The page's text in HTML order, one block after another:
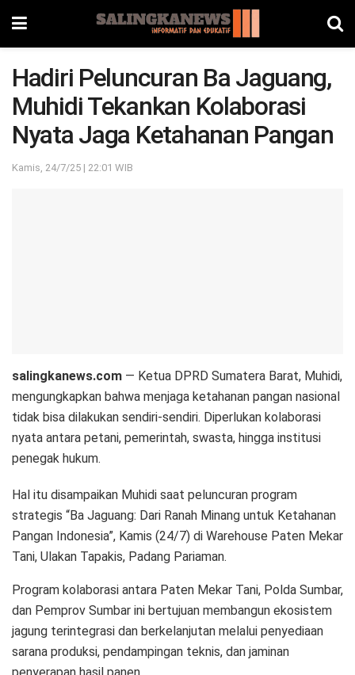
Hadiri Peluncuran Ba Jaguang,
Muhidi Tekankan Kolaborasi
Nyata Jaga Ketahanan Pangan
Kamis, 24/7/25 | 22:01 WIB
salingkanews.com — Ketua DPRD Sumatera Barat, Muhidi,
mengungkapkan bahwa menjaga ketahanan pangan nasional
tidak bisa dilakukan sendiri-sendiri. Diperlukan kolaborasi
nyata antara petani, pemerintah, swasta, hingga institusi
penegak hukum.
Hal itu disampaikan Muhidi saat peluncuran program
strategis “Ba Jaguang: Dari Ranah Minang untuk Ketahanan
Pangan Indonesia”, Kamis (24/7) di Warehouse Paten Mekar
Tani, Ulakan Tapakis, Padang Pariaman.
Program kolaborasi antara Paten Mekar Tani, Polda Sumbar,
dan Pemprov Sumbar ini bertujuan membangun ekosistem
jagung terintegrasi dan berkelanjutan melalui penyediaan
sarana produksi, pendampingan teknis, dan jaminan